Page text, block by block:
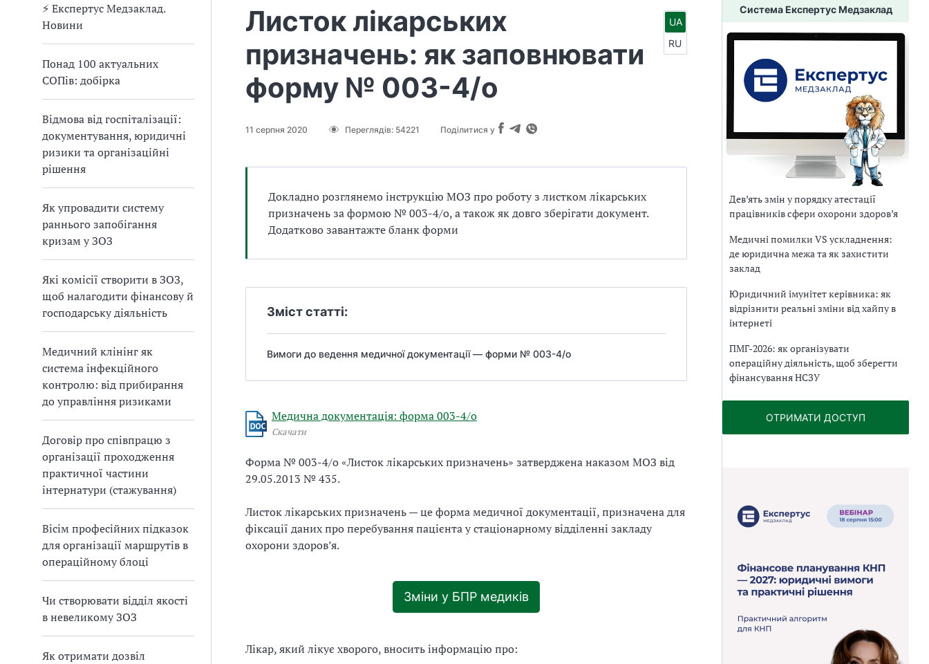
⚡️ Експертус Медзаклад.
Новини
Понад 100 актуальних
СОПів: добірка
Відмова від госпіталізації:
документування, юридичні
ризики та організаційні
рішення
Як упровадити систему
раннього запобігання
кризам у ЗОЗ
Які комісії створити в ЗОЗ,
щоб налагодити фінансову й
господарську діяльність
Медичний клінінг як
система інфекційного
контролю: від прибирання
до управління ризиками
Договір про співпрацю з
організації проходження
практичної частини
інтернатури (стажування)
Вісім професійних підказок
для організації маршрутів в
операційному блоці
Чи створювати відділ якості
в невеликому ЗОЗ
Як отримати дозвіл
Листок лікарських
призначень: як заповнювати
форму № 003-4/о
11 серпня 2020 Переглядів: 54221 Поділитися у
UA
RU
Докладно розглянемо інструкцію МОЗ про роботу з листком лікарських
призначень за формою № 003-4/о, а також як довго зберігати документ.
Додатково завантажте бланк форми
Зміст статті:
Вимоги до ведення медичної документації — форми № 003-4/о
Медична документація: форма 003-4/о
Скачати
Форма № 003-4/о «Листок лікарських призначень» затверджена наказом МОЗ від
29.05.2013 № 435.
Листок лікарських призначень — це форма медичної документації, призначена для
фіксації даних про перебування пацієнта у стаціонарному відділенні закладу
охорони здоров’я.
Зміни у БПР медиків
Лікар, який лікує хворого, вносить інформацію про:
Система Експертус Медзаклад
Дев’ять змін у порядку атестації
працівників сфери охорони здоров’я
Медичні помилки VS ускладнення:
де юридична межа та як захистити
заклад
Юридичний імунітет керівника: як
відрізнити реальні зміни від хайпу в
інтернеті
ПМГ-2026: як організувати
операційну діяльність, щоб зберегти
фінансування НСЗУ
ОТРИМАТИ ДОСТУП